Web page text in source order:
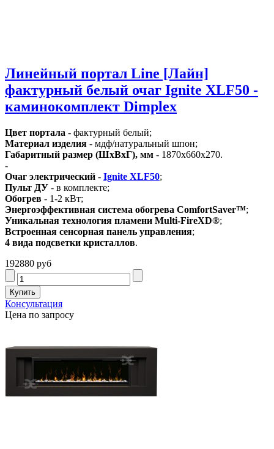
Линейный портал Line [Лайн]
фактурный белый очаг Ignite XLF50 -
каминокомплект Dimplex
Цвет портала - фактурный белый;
Материал изделия - мдф/натуральный шпон;
Габаритный размер (ШхВхГ), мм - 1870х660х270.
-
Очаг электрический - Ignite XLF50;
Пульт ДУ - в комплекте;
Обогрев - 1-2 кВт;
Энергоэффективная система обогрева ComfortSaver™;
Уникальная технология пламени Multi-FireXD®;
Встроенная сенсорная панель управления;
4 вида подсветки кристаллов.
192880 руб
Консультация
Цена по запросу